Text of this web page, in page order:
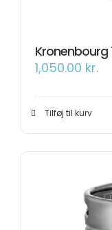
Kronenbourg
1,050.00 kr.
Tilføj til kurv